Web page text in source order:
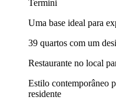
Termini
Uma base ideal para
39 quartos com um
Restaurante no local
Estilo contemporâneo
residente